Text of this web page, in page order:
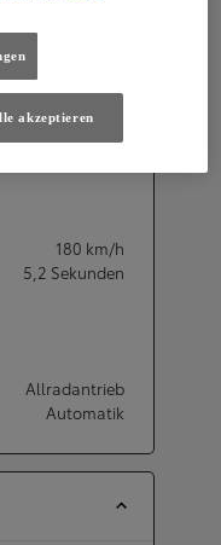
kW (343 PS)
180 km/h
5,2 Sekunden
Allradantrieb
Automatik
akzeptieren